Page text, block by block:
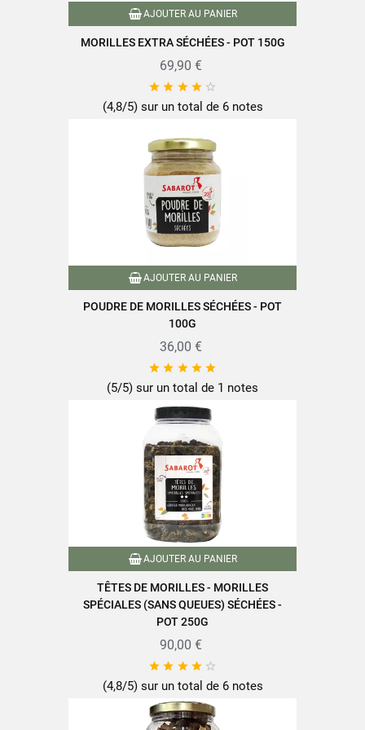
Matières grasses
Dont acides gras saturés 0,5g
Glucides
Dont sucres
Protéines
Sel
Retrouvez toute la qualité et le savoir-faire des produits SABAROT
www.sabarot.com/actualites-et-recettes/actus-
recettes/recettes/
Fiche technique
Variété de champignons
Conditionnement Pot
Type de champignons Champignons séchés
Cueillis à la main
AJOUTER AU PANIER
MORILLES EXTRA SÉCHÉES - POT 150G
69,90 €
    
(4,8/5) sur un total de 6 notes
AJOUTER AU PANIER
POUDRE DE MORILLES SÉCHÉES - POT
100G
36,00 €
    
(5/5) sur un total de 1 notes
AJOUTER AU PANIER
TÊTES DE MORILLES - MORILLES
SPÉCIALES (SANS QUEUES) SÉCHÉES -
POT 250G
90,00 €
    
(4,8/5) sur un total de 6 notes